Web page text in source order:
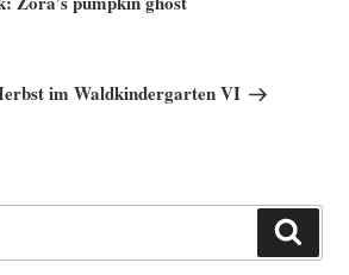
im Waldkindergarten VI